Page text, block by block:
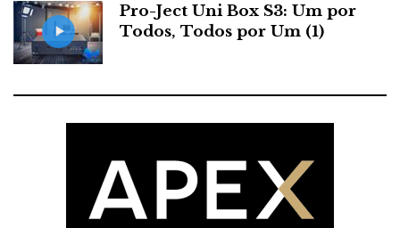
Pro-Ject Uni Box S3: Um por
Todos, Todos por Um (1)